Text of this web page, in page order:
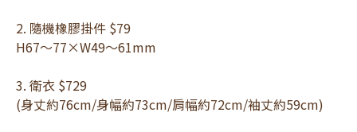
2. 隨機橡膠掛件 $79
H67〜77×W49〜61mm
3. 衛衣 $729
(身丈約76cm/身幅約73cm/肩幅約72cm/袖丈約59cm)